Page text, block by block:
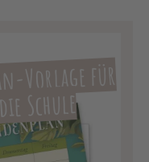
Vorlage für
Schule